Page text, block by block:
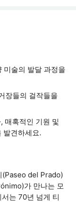
미술의 발달 과정을
장들의 걸작들을
매혹적인 기원 및
발견하세요.
(Paseo del Prado)
가 만나는 모
는 70년 넘게 티